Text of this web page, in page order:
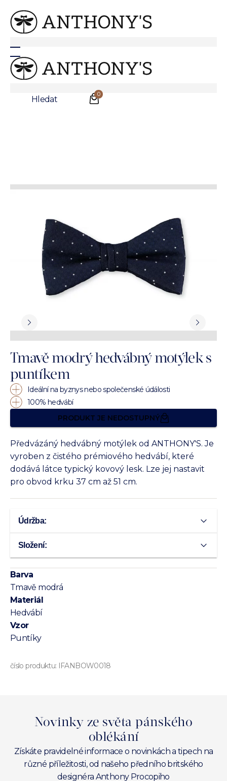
Hledat
0
Tmavě modrý hedvábný motýlek s puntíkem
Tmavě modrý hedvábný motýlek s
puntíkem
Ideální na byznys nebo společenské údálosti
100% hedvábí
PRODUKT JE NEDOSTUPNÝ
Předvázáný hedvábný motýlek od ANTHONY'S. Je
vyroben z čistého prémiového hedvábí, které
dodává látce typický kovový lesk. Lze jej nastavit
pro obvod krku 37 cm až 51 cm.
Údržba:
Složení:
Barva
Tmavě modrá
Materiál
Hedvábí
Vzor
Puntíky
číslo produktu: IFANBOW0018
Novinky ze světa pánského
oblékání
Získáte pravidelné informace o novinkách a tipech na
různé příležitosti, od našeho předního britského
designéra Anthony Procopiho